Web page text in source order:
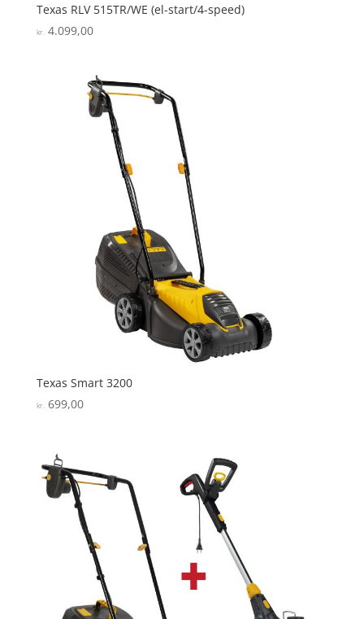
Texas RLV 515TR/WE (el-start/4-speed)
kr. 4.099,00
Texas Smart 3200
kr.699,00